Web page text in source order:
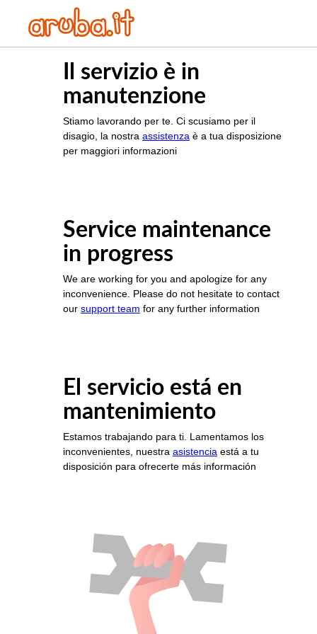
Il servizio è in
manutenzione
Stiamo lavorando per te. Ci scusiamo per il
disagio, la nostra assistenza è a tua disposizione
per maggiori informazioni
Service maintenance
in progress
We are working for you and apologize for any
inconvenience. Please do not hesitate to contact
our support team for any further information
El servicio está en
mantenimiento
Estamos trabajando para ti. Lamentamos los
inconvenientes, nuestra asistencia está a tu
disposición para ofrecerte más información